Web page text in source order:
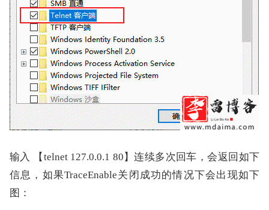
输入 【telnet 127.0.0.1 80】连续多次回车，会返回如下
信息，如果TraceEnable关闭成功的情况下会出现如下
图：